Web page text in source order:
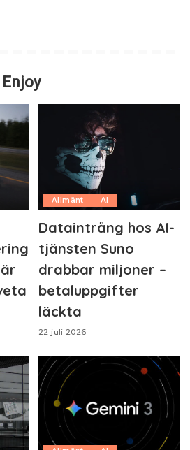
Allmänt AI
Dataintrång hos AI-
tjänsten Suno
drabbar miljoner –
betaluppgifter
läckta
22 juli 2026